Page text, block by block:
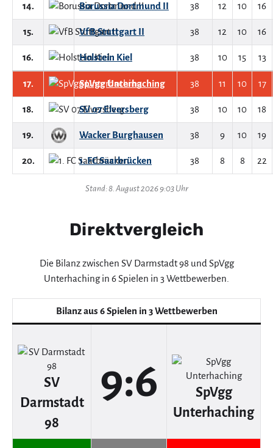
14. Borussia Dortmund II 38 12 10 16
15. VfB Stuttgart II 38 12 10 16
16. Holstein Kiel 38 10 15 13
17. SpVgg Unterhaching 38 11 10 17
18. SV 07 Elversberg 38 10 10 18
19. Wacker Burghausen 38 9 10 19
20. 1. FC Saarbrücken 38 8 8 22
Stand: 8. August 2026 9:03 Uhr
Direktvergleich
Die Bilanz zwischen SV Darmstadt 98 und SpVgg
Unterhaching in 6 Spielen in 3 Wettbewerben.
Bilanz aus 6 Spielen in 3 Wettbewerben
SV
Darmstadt
98
9:6
SpVgg
Unterhaching